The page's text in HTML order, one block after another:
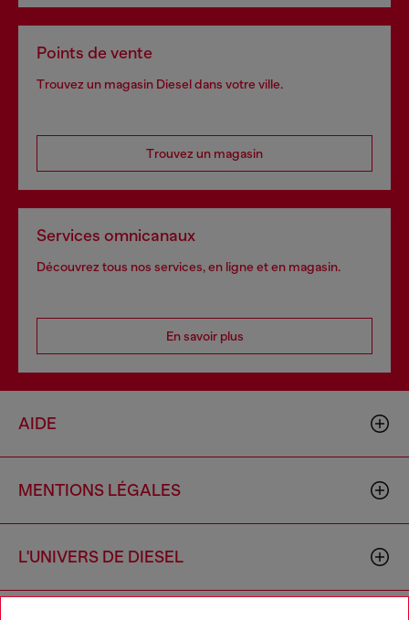
Points de vente
Trouvez un magasin Diesel dans votre ville.
Trouvez un magasin
Services omnicanaux
Découvrez tous nos services, en ligne et en magasin.
En savoir plus
AIDE
MENTIONS LÉGALES
L'UNIVERS DE DIESEL